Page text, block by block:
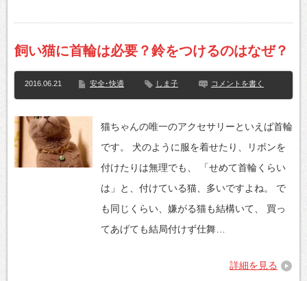
飼い猫に首輪は必要？鈴をつけるのはなぜ？
2016.06.21 安全･快適 しま子 コメントを書く
猫ちゃんの唯一のアクセサリーといえば首輪
です。 犬のように服を着せたり、リボンを
付けたりは無理でも、 「せめて首輪くらい
は」と、付けている猫、多いですよね。 で
も同じくらい、嫌がる猫も結構いて、 買っ
てあげても結局付けず仕舞…
詳細を見る